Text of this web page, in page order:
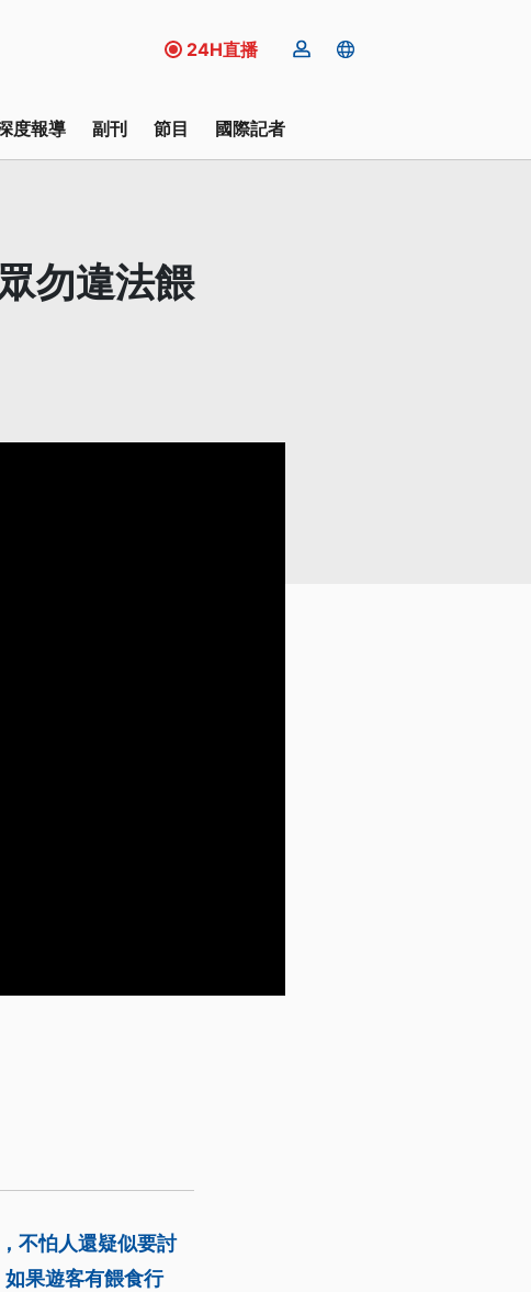
24H直播
度報導 副刊 節目 國際記者
勿違法餵
不怕人還疑似要討
果遊客有餵食行